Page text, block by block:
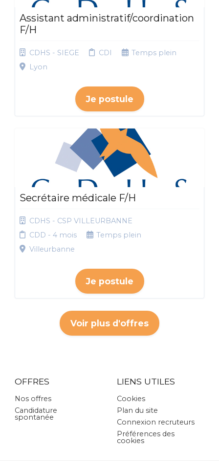
Assistant administratif/coordination
F/H
CDHS - SIEGE CDI
Temps plein
Lyon
Je postule
Secrétaire médicale F/H
CDHS - CSP VILLEURBANNE
CDD - 4 mois
Temps plein
Villeurbanne
Je postule
Voir plus d'offres
OFFRES
Nos offres
Candidature
spontanée
LIENS UTILES
Cookies
Plan du site
Connexion recruteurs
Préférences des
cookies